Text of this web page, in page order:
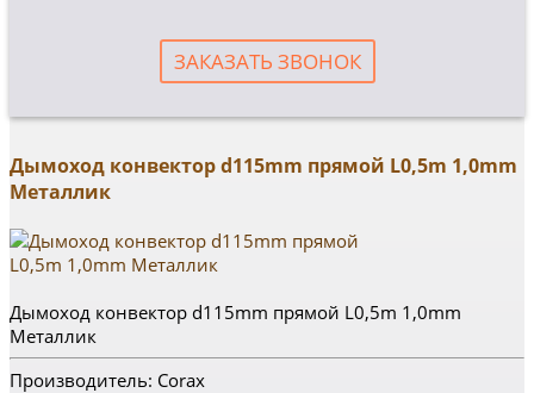
ЗАКАЗАТЬ ЗВОНОК
Дымоход конвектор d115mm прямой L0,5m 1,0mm
Металлик
Дымоход конвектор d115mm прямой L0,5m 1,0mm
Металлик
Производитель: Corax